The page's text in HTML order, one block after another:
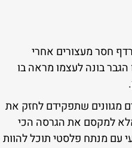
חסר מעצורים אחרי
בונה לעצמו מראה בו
מגוונים שתפקידם לחזק את
למקסם את הגרסה הכי
עם מנתח פלסטי תוכל להוות